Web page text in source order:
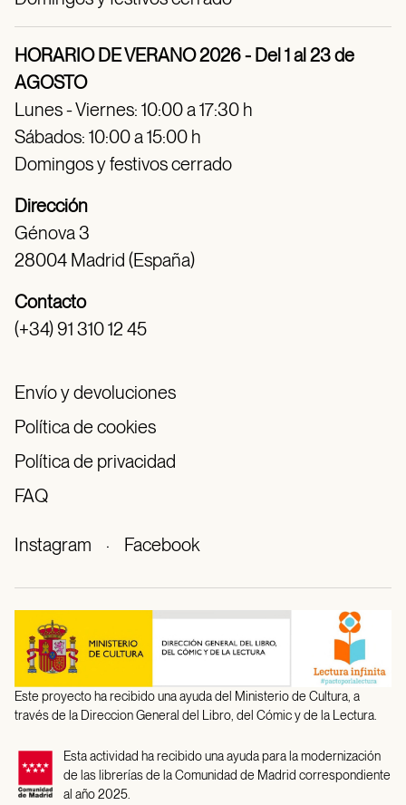
HORARIO DE VERANO 2026 - Del 1 al 23 de
AGOSTO
Lunes - Viernes: 10:00 a 17:30 h
Sábados: 10:00 a 15:00 h
Domingos y festivos cerrado
Dirección
Génova 3
28004 Madrid (España)
Contacto
(+34) 91 310 12 45
Envío y devoluciones
Política de cookies
Política de privacidad
FAQ
Instagram · Facebook
Este proyecto ha recibido una ayuda del Ministerio de Cultura, a
través de la Direccion General del Libro, del Cómic y de la Lectura.
Esta actividad ha recibido una ayuda para la modernización
de las librerías de la Comunidad de Madrid correspondiente
al año 2025.